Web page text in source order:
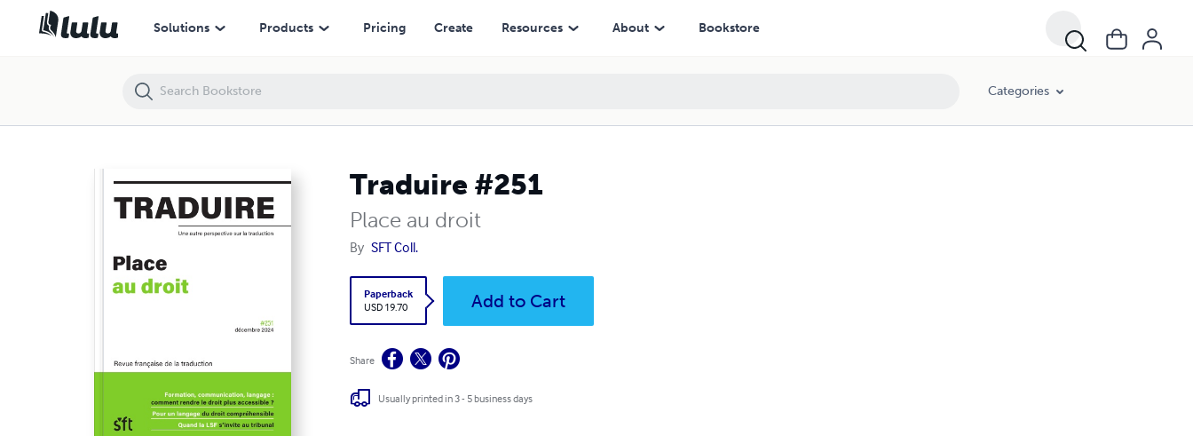
Solutions Products Pricing Create Resources About Bookstore
Categories
Traduire #251
Place au droit
By SFT Coll.
Paperback
USD 19.70
Add to Cart
Share
Usually printed in 3 - 5 business days
Traduire #251